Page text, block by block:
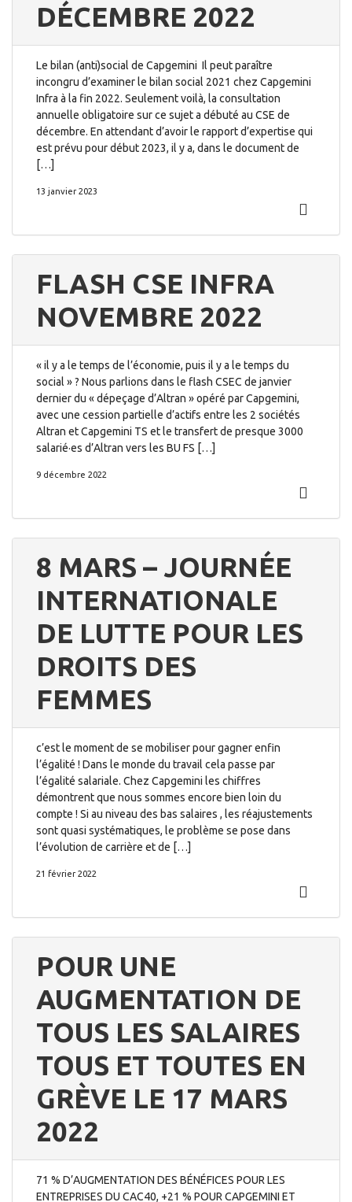
DÉCEMBRE 2022
Le bilan (anti)social de Capgemini Il peut paraître
incongru d’examiner le bilan social 2021 chez Capgemini
Infra à la fin 2022. Seulement voilà, la consultation
annuelle obligatoire sur ce sujet a débuté au CSE de
décembre. En attendant d’avoir le rapport d’expertise qui
est prévu pour début 2023, il y a, dans le document de
[…]
13 janvier 2023
FLASH CSE INFRA
NOVEMBRE 2022
« il y a le temps de l’économie, puis il y a le temps du
social » ? Nous parlions dans le flash CSEC de janvier
dernier du « dépeçage d’Altran » opéré par Capgemini,
avec une cession partielle d’actifs entre les 2 sociétés
Altran et Capgemini TS et le transfert de presque 3000
salarié·es d’Altran vers les BU FS […]
9 décembre 2022
8 MARS – JOURNÉE
INTERNATIONALE
DE LUTTE POUR LES
DROITS DES
FEMMES
c’est le moment de se mobiliser pour gagner enfin
l’égalité ! Dans le monde du travail cela passe par
l’égalité salariale. Chez Capgemini les chiffres
démontrent que nous sommes encore bien loin du
compte ! Si au niveau des bas salaires , les réajustements
sont quasi systématiques, le problème se pose dans
l’évolution de carrière et de […]
21 février 2022
POUR UNE
AUGMENTATION DE
TOUS LES SALAIRES
TOUS ET TOUTES EN
GRÈVE LE 17 MARS
2022
71 % D’AUGMENTATION DES BÉNÉFICES POUR LES
ENTREPRISES DU CAC40, +21 % POUR CAPGEMINI ET